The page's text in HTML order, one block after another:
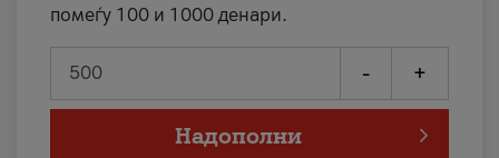
помеѓу 100 и 1000 денари.
- +
Надополни